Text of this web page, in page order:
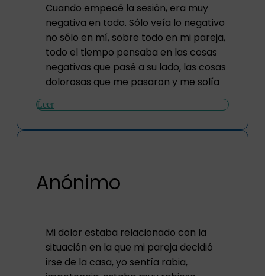
Cuando empecé la sesión, era muy
negativa en todo. Sólo veía lo negativo
no sólo en mí, sobre todo en mi pareja,
todo el tiempo pensaba en las cosas
negativas que pasé a su lado, las cosas
dolorosas que me pasaron y me solía
Leer
Anónimo
Mi dolor estaba relacionado con la
situación en la que mi pareja decidió
irse de la casa, yo sentía rabia,